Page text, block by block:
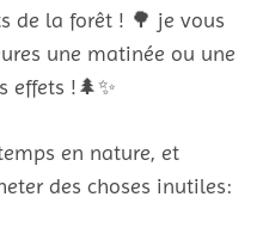
de la forêt ! 🌳 je vous
une matinée ou une
effets !🌲✨
en nature, et
des choses inutiles: